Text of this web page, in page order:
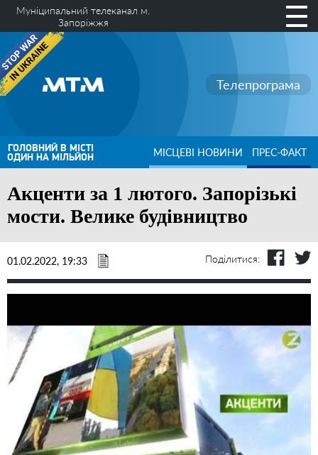
Муніципальний телеканал м.
Запоріжжя
Телепрограма
ГОЛОВНИЙ В МІСТІ
ОДИН НА МІЛЬЙОН МІСЦЕВІ НОВИНИ ПРЕС-ФАКТ
Акценти за 1 лютого. Запорізькі
мости. Велике будівництво
01.02.2022, 19:33 Поділитися: